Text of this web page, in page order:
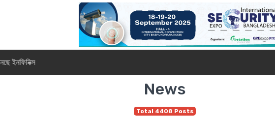
নতুন সি-সিরিজ স্মার্টফোন নিয়ে আসছে রিয়েলমি
News
Total 4408 Posts